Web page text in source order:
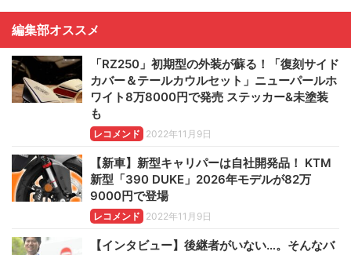
編集部オススメ
「RZ250」初期型の外装が蘇る！「復刻サイド
カバー＆テールカウルセット」ニューパールホ
ワイト8万8000円で発売 ステッカー&未塗装
も
レコメンド 2022年11月9日
【新車】新型キャリパーは自社開発品！ KTM
新型「390 DUKE」2026年モデルが82万
9000円で登場
レコメンド 2022年11月9日
【インタビュー】後継者がいない…。そんなバ